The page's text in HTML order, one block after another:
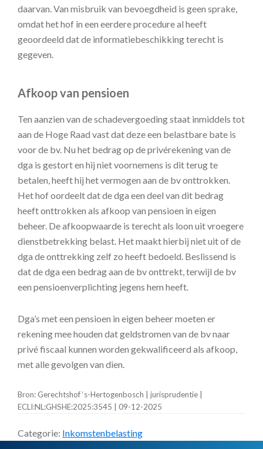
daarvan. Van misbruik van bevoegdheid is geen sprake,
omdat het hof in een eerdere procedure al heeft
geoordeeld dat de informatiebeschikking terecht is
gegeven.
Afkoop van pensioen
Ten aanzien van de schadevergoeding staat inmiddels tot
aan de Hoge Raad vast dat deze een belastbare bate is
voor de bv. Nu het bedrag op de privérekening van de
dga is gestort en hij niet voornemens is dit terug te
betalen, heeft hij het vermogen aan de bv onttrokken.
Het hof oordeelt dat de dga een deel van dit bedrag
heeft onttrokken als afkoop van pensioen in eigen
beheer. De afkoopwaarde is terecht als loon uit vroegere
dienstbetrekking belast. Het maakt hierbij niet uit of de
dga de onttrekking zelf zo heeft bedoeld. Beslissend is
dat de dga een bedrag aan de bv onttrekt, terwijl de bv
een pensioenverplichting jegens hem heeft.
Dga’s met een pensioen in eigen beheer moeten er
rekening mee houden dat geldstromen van de bv naar
privé fiscaal kunnen worden gekwalificeerd als afkoop,
met alle gevolgen van dien.
Bron: Gerechtshof ‘s-Hertogenbosch | jurisprudentie |
ECLI:NL:GHSHE:2025:3545 | 09-12-2025
Categorie: Inkomstenbelasting